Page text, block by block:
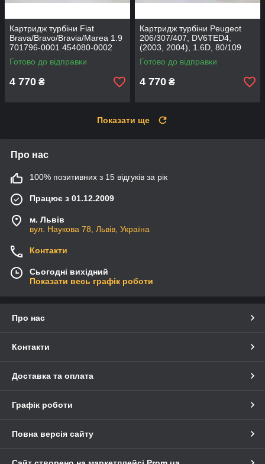
Картридж турбіни Fiat
Brava/Bravo/Bravia/Marea 1.9
701796-0001 454080-0002
Готово до відправки
4 770 ₴
Картридж турбіни Peugeot
206/307/407, DV6TED4,
(2003, 2004), 1.6D, 80/109
753420-0002
Готово до відправки
4 770 ₴
Показати ще
Про нас
100% позитивних з 15 відгуків за рік
Працює з 01.12.2009
м. Львів
вул. Наукова 78, Львів, Україна
Контакти
Сьогодні вихідний
Показати весь графік роботи
Про нас
Контакти
Доставка та оплата
Графік роботи
Повна версія сайту